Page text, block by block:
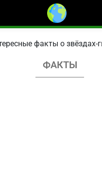
факты о звёздах-
ФАКТЫ